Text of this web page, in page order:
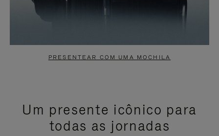
PRESENTEAR COM UMA MOCHILA
Um presente icônico para
todas as jornadas